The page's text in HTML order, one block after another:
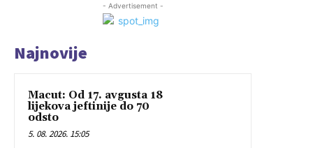
- Advertisement -
Najnovije
Macut: Od 17. avgusta 18
lijekova jeftinije do 70
odsto
5. 08. 2026. 15:05